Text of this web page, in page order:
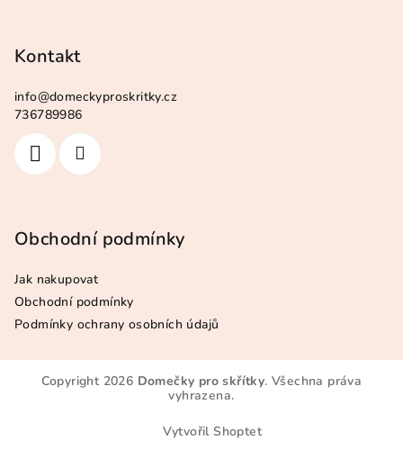
Kontakt
info@domeckyproskritky.cz
736789986
Obchodní podmínky
Jak nakupovat
Obchodní podmínky
Podmínky ochrany osobních údajů
Copyright 2026 Domečky pro skřítky. Všechna práva
vyhrazena.
Vytvořil Shoptet